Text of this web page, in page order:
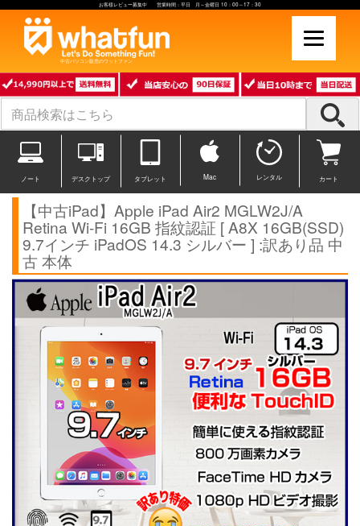
お客様レビュー募集中 営業時間：平日 月～金曜日 10：00～17：30
中古パソコン販売のワットファン
ノート デスクトップ タブレット Mac レンタル カート
【中古iPad】Apple iPad Air2 MGLW2J/A
Retina Wi-Fi 16GB 指紋認証 [ A8X 16GB(SSD)
9.7インチ iPadOS 14.3 シルバー ] :訳あり品 中
古 本体